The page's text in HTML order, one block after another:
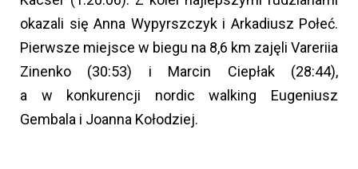
okazali się Anna Wypyrszczyk i Arkadiusz Połeć.
Pierwsze miejsce w biegu na 8,6 km zajęli Vareriia
Zinenko (30:53) i Marcin Ciepłak (28:44),
a w konkurencji nordic walking Eugeniusz
Gembala i Joanna Kołodziej.